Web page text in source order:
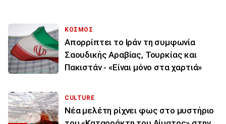
ΚΟΣΜΟΣ
Απορρίπτει το Ιράν τη συμφωνία
Σαουδικής Αραβίας, Τουρκίας και
Πακιστάν - «Είναι μόνο στα χαρτιά»
CULTURE
Νέα μελέτη ρίχνει φως στο μυστήριο